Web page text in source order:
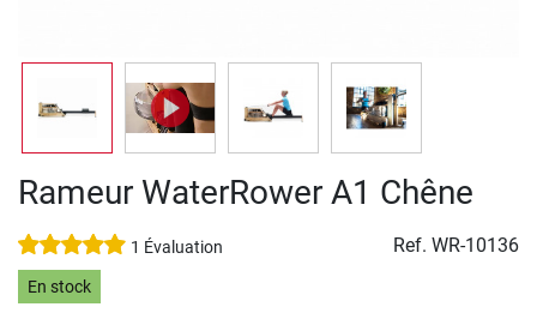
Rameur WaterRower A1 Chêne
1 Évaluation Ref. WR-10136
En stock